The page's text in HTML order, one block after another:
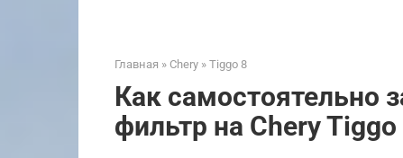
Главная » Chery » Tiggo 8
Как самостоятельно
фильтр на Chery Tiggo